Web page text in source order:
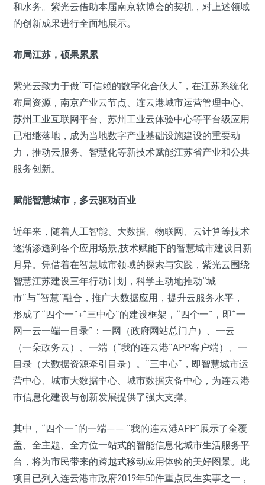
和水务。紫光云借助本届南京软博会的契机，对上述领域
的创新成果进行全面地展示。
布局江苏，硕果累累
紫光云致力于做“可信赖的数字化合伙人”，在江苏系统化
布局资源，南京产业云节点、连云港城市运营管理中心、
苏州工业互联网平台、苏州工业云体验中心等平台级应用
已相继落地，成为当地数字产业基础设施建设的重要动
力，推动云服务、智慧化等新技术赋能江苏省产业和公共
服务创新。
赋能智慧城市，多云驱动百业
近年来，随着人工智能、大数据、物联网、云计算等技术
逐渐渗透到各个应用场景,技术赋能下的智慧城市建设日新
月异。凭借着在智慧城市领域的探索与实践，紫光云围绕
智慧江苏建设三年行动计划，科学主动地推动“城
市”与“智慧”融合，推广大数据应用，提升云服务水平，
形成了“四个一”+“三中心”的建设框架，“四个一”，即“一
网一云一端一目录”：一网（政府网站总门户）、一云
（一朵政务云）、一端（“我的连云港”APP客户端）、一
目录（大数据资源牵引目录）。“三中心”，即智慧城市运
营中心、城市大数据中心、城市数据灾备中心，为连云港
市信息化建设与创新发展提供了强大支撑。
其中，“四个一”的一端—— “我的连云港APP”展示了全覆
盖、全主题、全方位一站式的智能信息化城市生活服务平
台，将为市民带来的跨越式移动应用体验的美好图景。此
项目已列入连云港市政府2019年50件重点民生实事之一，